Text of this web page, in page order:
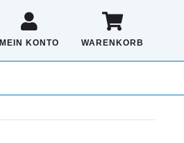
MEIN KONTO WARENKORB